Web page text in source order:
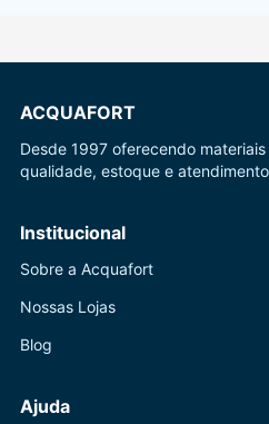
ACQUAFORT
Desde 1997 oferecendo
qualidade, estoque e
Institucional
Sobre a Acquafort
Nossas Lojas
Blog
Ajuda